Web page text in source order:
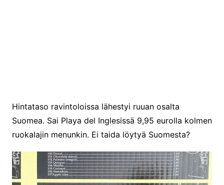
Hintataso ravintoloissa lähestyi ruuan osalta
Suomea. Sai Playa del Inglesissä 9,95 eurolla kolmen
ruokalajin menunkin. Ei taida löytyä Suomesta?